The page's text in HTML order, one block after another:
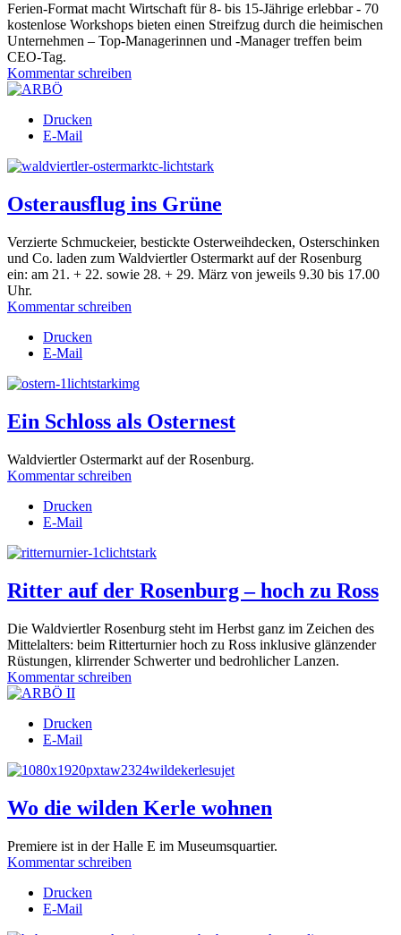
Ferien-Format macht Wirtschaft für 8- bis 15-Jährige erlebbar - 70
kostenlose Workshops bieten einen Streifzug durch die heimischen
Unternehmen – Top-Managerinnen und -Manager treffen beim
CEO-Tag.
Kommentar schreiben
Drucken
E-Mail
Osterausflug ins Grüne
Verzierte Schmuckeier, bestickte Osterweihdecken, Osterschinken
und Co. laden zum Waldviertler Ostermarkt auf der Rosenburg
ein: am 21. + 22. sowie 28. + 29. März von jeweils 9.30 bis 17.00
Uhr.
Kommentar schreiben
Drucken
E-Mail
Ein Schloss als Osternest
Waldviertler Ostermarkt auf der Rosenburg.
Kommentar schreiben
Drucken
E-Mail
Ritter auf der Rosenburg – hoch zu Ross
Die Waldviertler Rosenburg steht im Herbst ganz im Zeichen des
Mittelalters: beim Ritterturnier hoch zu Ross inklusive glänzender
Rüstungen, klirrender Schwerter und bedrohlicher Lanzen.
Kommentar schreiben
Drucken
E-Mail
Wo die wilden Kerle wohnen
Premiere ist in der Halle E im Museumsquartier.
Kommentar schreiben
Drucken
E-Mail